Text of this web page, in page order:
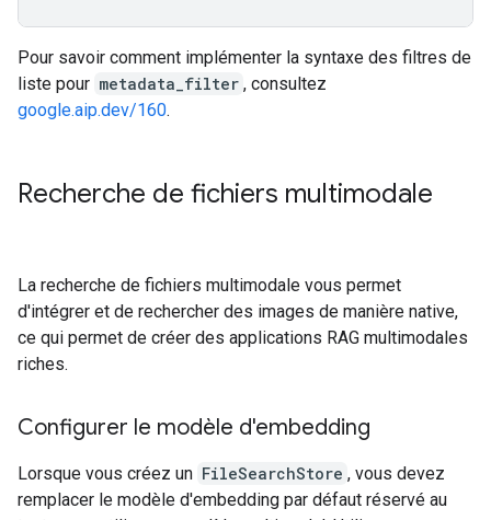
Pour savoir comment implémenter la syntaxe des filtres de
liste pour metadata_filter , consultez
google.aip.dev/160.
Recherche de fichiers multimodale
La recherche de fichiers multimodale vous permet
d'intégrer et de rechercher des images de manière native,
ce qui permet de créer des applications RAG multimodales
riches.
Configurer le modèle d'embedding
Lorsque vous créez un FileSearchStore , vous devez
remplacer le modèle d'embedding par défaut réservé au